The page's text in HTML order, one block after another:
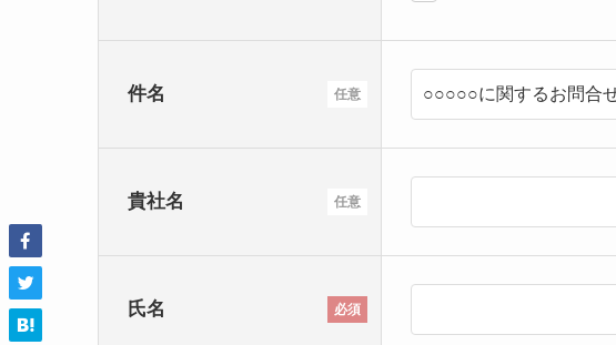
任意
件名
任意
貴社名
必須
氏名